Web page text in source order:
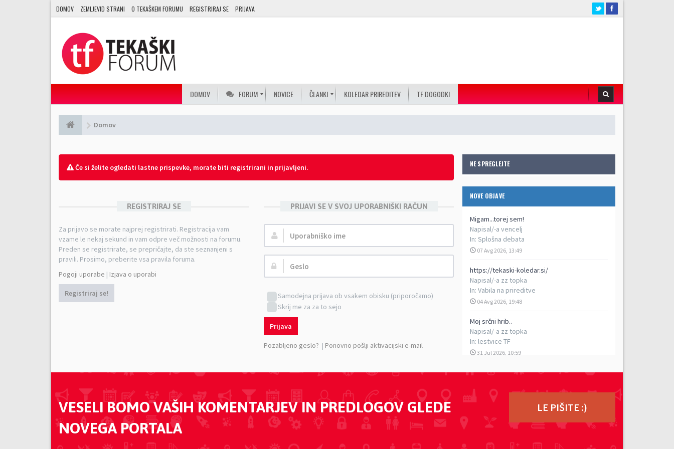
DOMOV ZEMLJEVID STRANI O TEKAŠKEM FORUMU REGISTRIRAJ SE PRIJAVA
DOMOV FORUM NOVICE ČLANKI KOLEDAR PRIREDITEV TF DOGODKI
Domov
NE SPREGLEJTE
NOVE OBJAVE
Migam...torej sem!
Napisal/-a vencelj
In: Splošna debata
07 Avg 2026, 13:49
https://tekaski-koledar.si/
Napisal/-a zz topka
In: Vabila na prireditve
04 Avg 2026, 19:48
Moj srčni hrib..
Napisal/-a zz topka
In: lestvice TF
31 Jul 2026, 10:59
5. vzpon na Porezen
In:
Poročila s prireditev
29 Jul 2026, 17:13
TEK DVOJK - petkilometrski rekreativni tek v
Napisal/-a
ziga
Če si želite ogledati lastne prispevke, morate biti registrirani in prijavljeni.
REGISTRIRAJ SE
Za prijavo se morate najprej registrirati. Registracija vam
vzame le nekaj sekund in vam odpre več možnosti na forumu.
Preden se registrirate, se prepričajte, da ste seznanjeni s
pravili. Prosimo, preberite vsa pravila foruma.
Pogoji uporabe | Izjava o uporabi
Registriraj se!
PRIJAVI SE V SVOJ UPORABNIŠKI RAČUN
Uporabniško
ime:
Geslo:
Samodejna prijava ob vsakem obisku (priporočamo)
Skrij me za za to sejo
Prijava
Pozabljeno geslo? | Ponovno pošlji aktivacijski e-mail
VESELI BOMO VAŠIH KOMENTARJEV IN PREDLOGOV GLEDE
NOVEGA PORTALA
LE PIŠITE :)